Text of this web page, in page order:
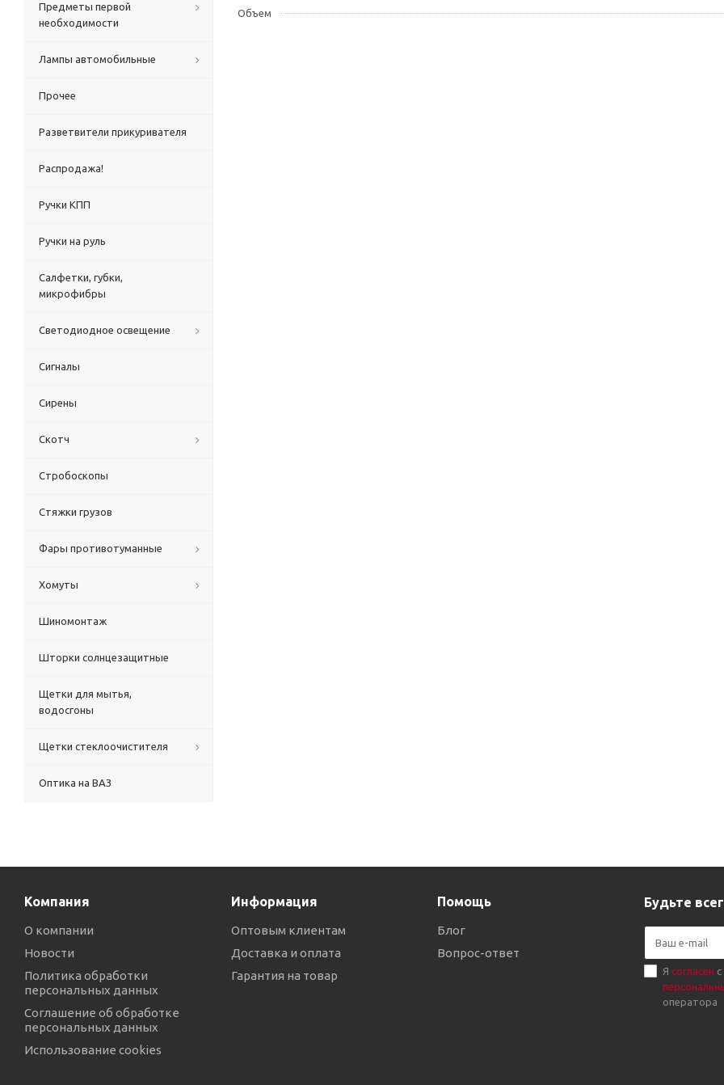
Объем
Предметы первой
необходимости
Лампы автомобильные
Прочее
Разветвители прикуривателя
Распродажа!
Ручки КПП
Ручки на руль
Салфетки, губки,
микрофибры
Светодиодное освещение
Сигналы
Сирены
Скотч
Стробоскопы
Стяжки грузов
Фары противотуманные
Хомуты
Шиномонтаж
Шторки солнцезащитные
Щетки для мытья,
водосгоны
Щетки стеклоочистителя
Оптика на ВАЗ
Компания
О компании
Новости
Политика обработки
персональных данных
Соглашение об обработке
персональных данных
Использование cookies
Информация
Оптовым клиентам
Доставка и оплата
Гарантия на товар
Помощь
Блог
Вопрос-ответ
Будьте
Я согласен
оператора